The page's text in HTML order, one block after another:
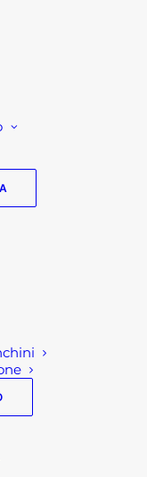
DA
d'arredo
bianco